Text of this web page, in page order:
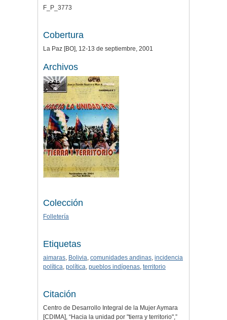
F_P_3773
Cobertura
La Paz [BO], 12-13 de septiembre, 2001
Archivos
Colección
Folletería
Etiquetas
aimaras, Bolivia, comunidades andinas, incidencia
política, política, pueblos indígenas, territorio
Citación
Centro de Desarrollo Integral de la Mujer Aymara
[CDIMA], “Hacia la unidad por "tierra y territorio",”